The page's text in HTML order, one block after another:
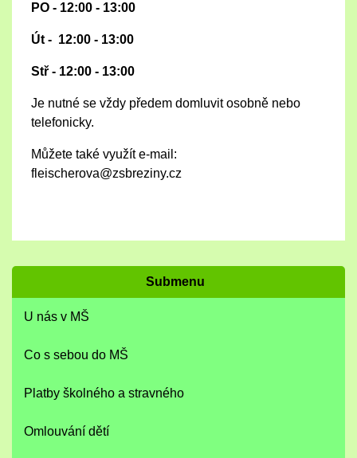
PO - 12:00 - 13:00
Út - 12:00 - 13:00
Stř - 12:00 - 13:00
Je nutné se vždy předem domluvit osobně nebo
telefonicky.
Můžete také využít e-mail:
fleischerova@zsbreziny.cz
Submenu
U nás v MŠ
Co s sebou do MŠ
Platby školného a stravného
Omlouvání dětí